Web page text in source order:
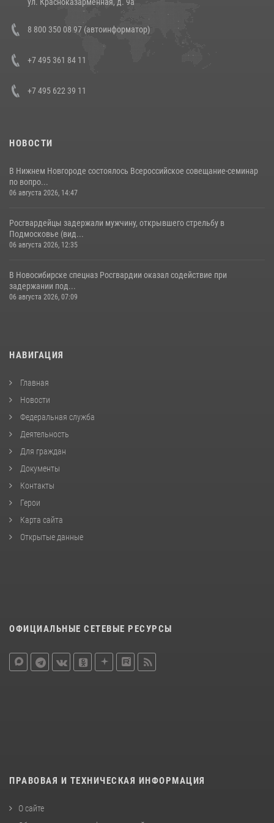
В Росгвардии прошла военно-научная конференция по обобщению
боевого опыта
8 800 350 08 97 (автоинформатор)
+7 495 361 84 11
+7 495 622 39 11
НОВОСТИ
В Нижнем Новгороде состоялось Всероссийское совещание-семинар
по вопро...
06 августа 2026, 14:47
Росгвардейцы задержали мужчину, открывшего стрельбу в
Подмосковье (вид...
06 августа 2026, 12:35
В Новосибирске спецназ Росгвардии оказал содействие при
задержании под...
06 августа 2026, 07:09
НАВИГАЦИЯ
Главная
Новости
Федеральная служба
Деятельность
Для граждан
Документы
Контакты
Герои
Карта сайта
Открытые данные
ОФИЦИАЛЬНЫЕ СЕТЕВЫЕ РЕСУРСЫ
ПРАВОВАЯ И ТЕХНИЧЕСКАЯ ИНФОРМАЦИЯ
О сайте